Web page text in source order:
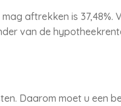
aftrekken is 37,48%.
van de
Daarom moet u een